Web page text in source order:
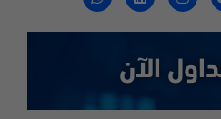
الآن